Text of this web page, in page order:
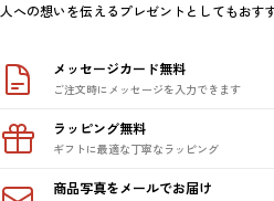
人への想いを伝えるプレゼントとしてもおす
メッセージカード無料
ご注文時にメッセージを入力できます
ラッピング無料
ギフトに最適な丁寧なラッピング
商品写真をメールでお届け